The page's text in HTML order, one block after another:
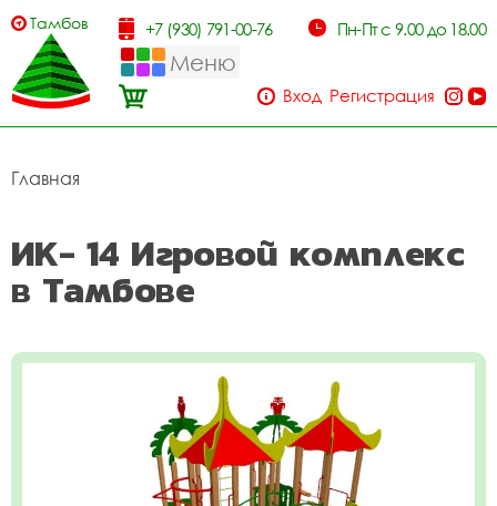
Тамбов +7 (930) 791-00-76 Пн-Пт с 9.00 до 18.00
Меню
Вход Регистрация
Главная
ИК- 14 Игровой комплекс
в Тамбове